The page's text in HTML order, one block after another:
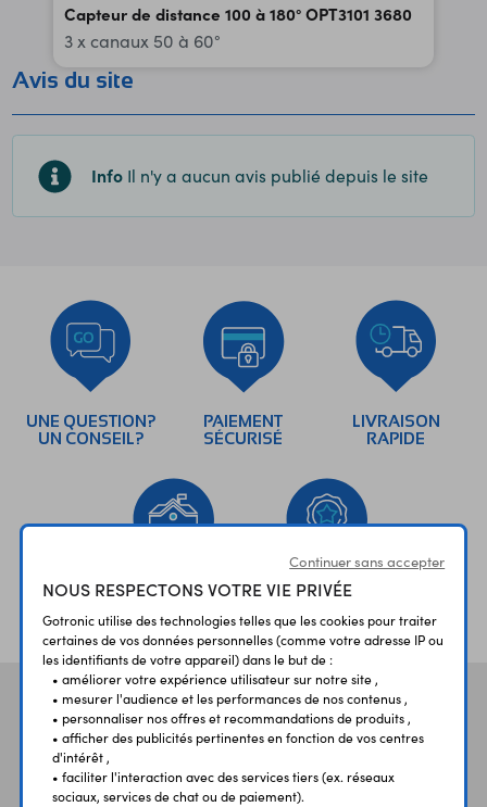
Capteur de distance 100 à 180° OPT3101 3680
3 x canaux 50 à 60°
Avis du site
Info Il n'y a aucun avis publié depuis le site
UNE QUESTION?
UN CONSEIL?
PAIEMENT
SÉCURISÉ
LIVRAISON
RAPIDE
ÉTABLISSEMENTS
SCOLAIRES
PLUS 30 ANS
D’EXPERIENCE
Vos aviset témoignages
Continuer sans accepter
NOUS RESPECTONS VOTRE VIE PRIVÉE
Gotronic utilise des technologies telles que les cookies pour traiter
certaines de vos données personnelles (comme votre adresse IP ou
les identifiants de votre appareil) dans le but de :
• améliorer votre expérience utilisateur sur notre site ,
• mesurer l'audience et les performances de nos contenus ,
• personnaliser nos offres et recommandations de produits ,
• afficher des publicités pertinentes en fonction de vos centres
d'intérêt ,
• faciliter l'interaction avec des services tiers (ex. réseaux
sociaux, services de chat ou de paiement).